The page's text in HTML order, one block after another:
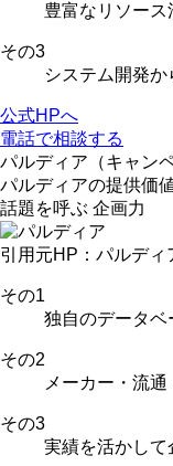
豊富なリソース
その3
システム開発か
公式HPへ
電話で相談する
パルディア（キャン
パルディアの提供価
話題を呼ぶ 企画力
引用元HP：パルディ
その1
独自のデータベ
その2
メーカー・流
その3
実績を活かして